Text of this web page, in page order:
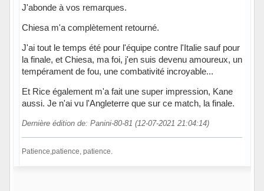
J'abonde à vos remarques.
Chiesa m'a complètement retourné.
J'ai tout le temps été pour l'équipe contre l'Italie sauf pour
la finale, et Chiesa, ma foi, j'en suis devenu amoureux, un
tempérament de fou, une combativité incroyable...
Et Rice également m'a fait une super impression, Kane
aussi. Je n'ai vu l'Angleterre que sur ce match, la finale.
Dernière édition de: Panini-80-81 (12-07-2021 21:04:14)
Patience,patience, patience.